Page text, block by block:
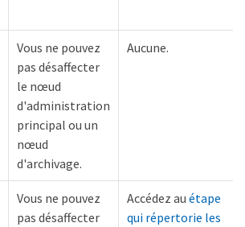
Vous ne pouvez
pas désaffecter
le nœud
d'administration
principal ou un
nœud
d'archivage.
Aucune.
Vous ne pouvez
pas désaffecter
Accédez au étape
qui répertorie les